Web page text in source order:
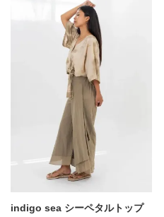
indigo sea シーペタルトップ